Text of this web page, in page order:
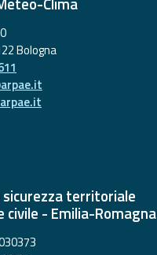
Bologna
sicurezza territoriale
civile - Emilia-Romagna